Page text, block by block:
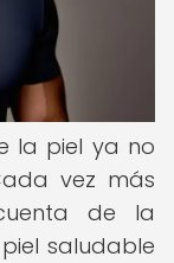
la piel ya no
vez más
de la
saludable